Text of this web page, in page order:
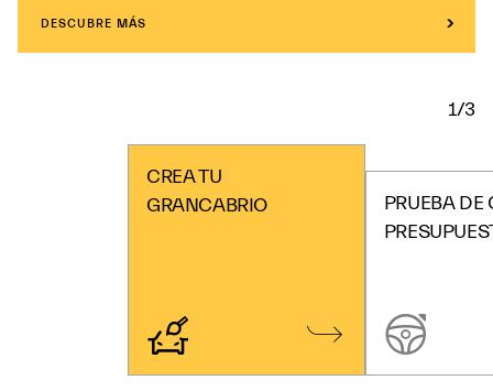
DESCUBRE MÁS
1/3
CREA TU
GRANCABRIO
PRUEBA DE